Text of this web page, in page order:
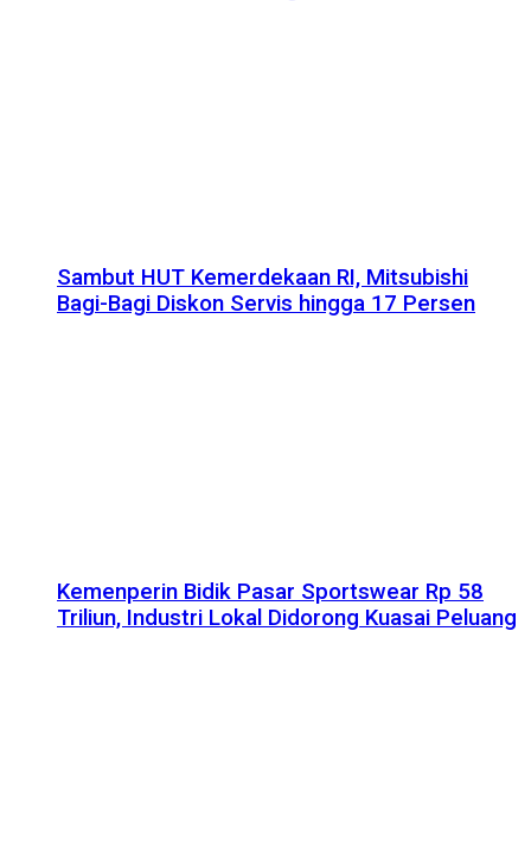
Sambut HUT Kemerdekaan RI, Mitsubishi
Bagi-Bagi Diskon Servis hingga 17 Persen
Kemenperin Bidik Pasar Sportswear Rp 58
Triliun, Industri Lokal Didorong Kuasai Peluang